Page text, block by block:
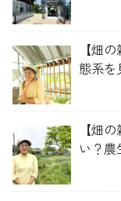
【畑
態系を
【畑
い？